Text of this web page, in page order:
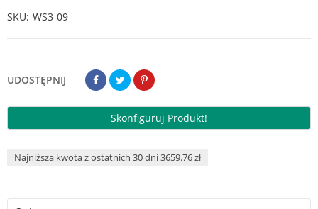
SKU WS3-09
UDOSTĘPNIJ
Skonfiguruj Produkt!
Najniższa kwota z ostatnich 30 dni 3659.76 zł